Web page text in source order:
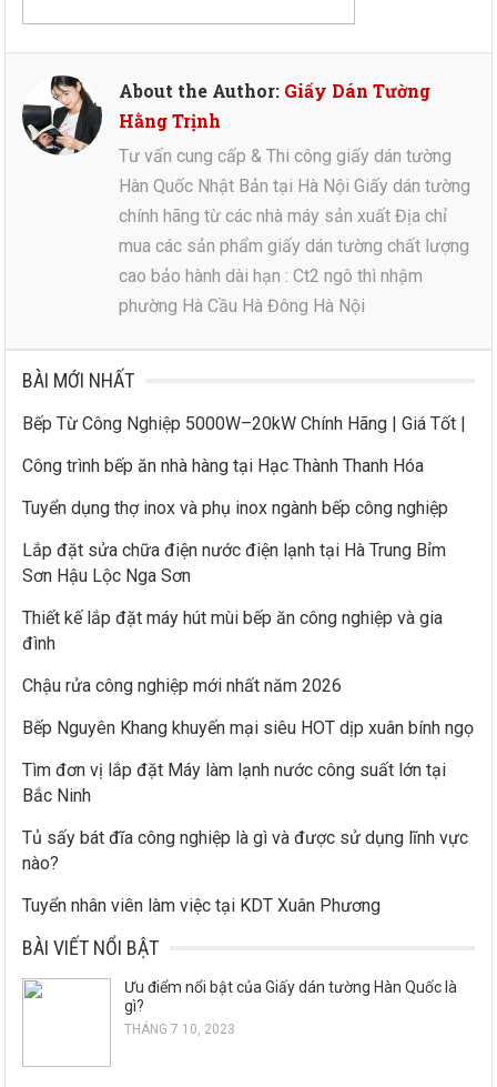
About the Author: Giấy Dán Tường
Hằng Trịnh
Tư vấn cung cấp & Thi công giấy dán tường
Hàn Quốc Nhật Bản tại Hà Nội Giấy dán tường
chính hãng từ các nhà máy sản xuất Địa chỉ
mua các sản phẩm giấy dán tường chất lượng
cao bảo hành dài hạn : Ct2 ngô thì nhậm
phường Hà Cầu Hà Đông Hà Nội
BÀI MỚI NHẤT
Bếp Từ Công Nghiệp 5000W–20kW Chính Hãng | Giá Tốt |
Công trình bếp ăn nhà hàng tại Hạc Thành Thanh Hóa
Tuyển dụng thợ inox và phụ inox ngành bếp công nghiệp
Lắp đặt sửa chữa điện nước điện lạnh tại Hà Trung Bỉm
Sơn Hậu Lộc Nga Sơn
Thiết kế lắp đặt máy hút mùi bếp ăn công nghiệp và gia
đình
Chậu rửa công nghiệp mới nhất năm 2026
Bếp Nguyên Khang khuyến mại siêu HOT dịp xuân bính ngọ
Tìm đơn vị lắp đặt Máy làm lạnh nước công suất lớn tại
Bắc Ninh
Tủ sấy bát đĩa công nghiệp là gì và được sử dụng lĩnh vực
nào?
Tuyển nhân viên làm việc tại KDT Xuân Phương
BÀI VIẾT NỔI BẬT
Ưu điểm nổi bật của Giấy dán tường Hàn Quốc là
gì?
THÁNG 7 10, 2023